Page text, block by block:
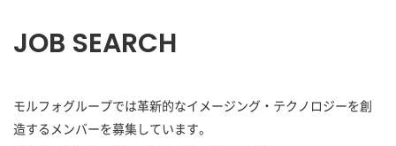
JOB SEARCH
モルフォグループでは革新的なイメージング・テクノロジーを創
造するメンバーを募集しています。